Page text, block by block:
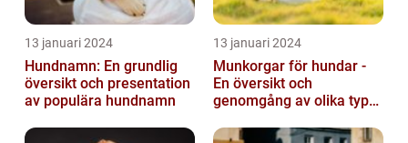
13 januari 2024
Hundnamn: En grundlig
översikt och presentation
av populära hundnamn
13 januari 2024
Munkorgar för hundar -
En översikt och
genomgång av olika typer
och nackde...